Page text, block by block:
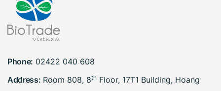
Phone: 02422 040 608
Address: Room 808, 8th Floor, 17T1 Building, Hoang